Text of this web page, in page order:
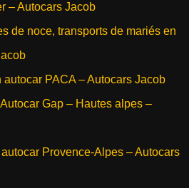
– Autocars Jacob
de noce, transports de mariés en
PACA – Autocars Jacob
Gap – Hautes alpes –
Provence-Alpes – Autocars